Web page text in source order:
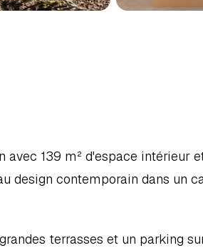
139 m² d'espace intérieur
design contemporain dans un
terrasses et un parking